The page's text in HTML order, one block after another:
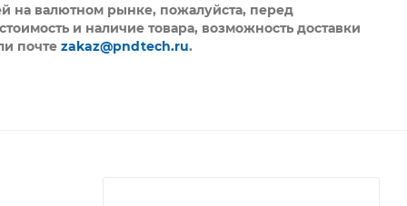
на валютном рынке, пожалуйста, перед
и наличие товара, возможность доставки
почтеzakaz@pndtech.ru.